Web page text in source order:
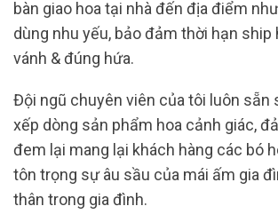
bàn giao hoa tại nhà đến địa điểm
dùng nhu yếu, bảo đảm thời hạn ship
vánh & đúng hứa.
Đội ngũ chuyên viên của tôi luôn sẵn
xếp dòng sản phẩm hoa cảnh giác,
đem lại mang lại khách hàng các bó
tôn trọng sự âu sầu của mái ấm gia
thân trong gia đình.